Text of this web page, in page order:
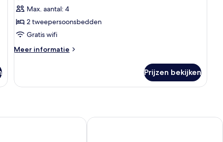
slaapkamer
laden
Max. aantal: 4
2 tweepersoonsbedden
Gratis wifi
Meer informatie
Meer
1
Prijzen bekijken
and Spa Hotel Canoe and Suites